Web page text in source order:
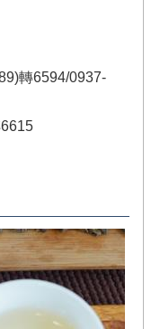
轉6594/0937-